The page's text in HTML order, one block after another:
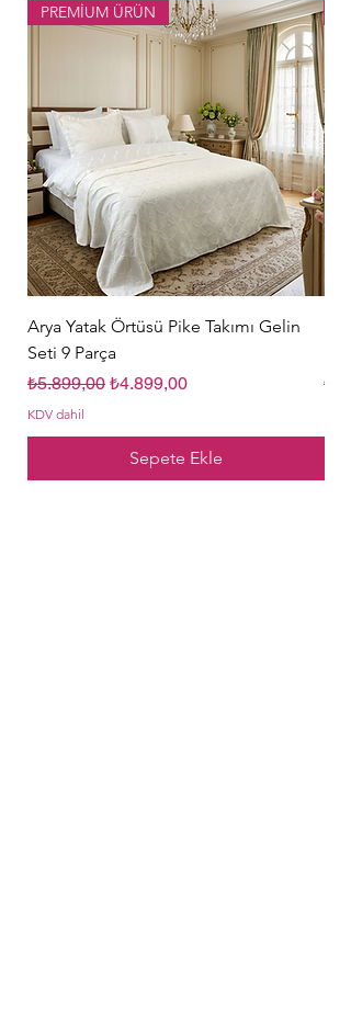
PREMİUM ÜRÜN
Arya Yatak Örtüsü Pike Takımı Gelin
Seti 9 Parça
Normal Fiyat
₺5.899,00 İndirimli Fiyat
₺4.899,00
KDV dahil
Sepete Ekle